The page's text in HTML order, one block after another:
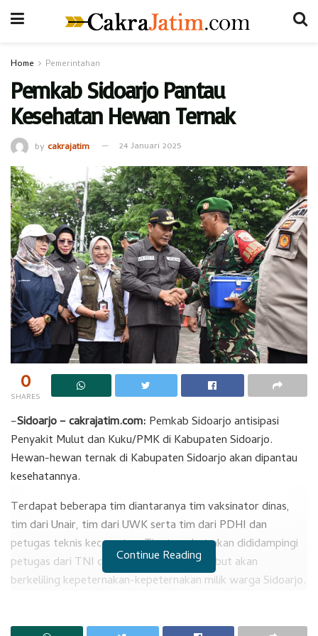
Home Pemerintahan
Pemkab Sidoarjo Pantau
Kesehatan Hewan Ternak
by cakrajatim 24 Januari 2025
0
SHARES
–Sidoarjo – cakrajatim.com: Pemkab Sidoarjo antisipasi
Penyakit Mulut dan Kuku/PMK di Kabupaten Sidoarjo.
Hewan-hewan ternak di Kabupaten Sidoarjo akan dipantau
kesehatannya.
Terdapat beberapa tim diantaranya tim vaksinator dinas,
tim dari Unair, tim dari UWK serta tim dari PDHI dan
petugas teknis kecamatan. Tim tersebut akan dididampingi
petugas dari TNI dan Polri. Tim-tim tersebut akan
berkeliling kepeternakan-kepeternakan milik warga Sidoarjo.
Continue Reading